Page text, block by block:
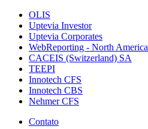
OLIS
Uptevia Investor
Uptevia Corporates
WebReporting - North America
CACEIS (Switzerland) SA
TEEPI
Innotech CFS
Innotech CBS
Nehmer CFS
Contato